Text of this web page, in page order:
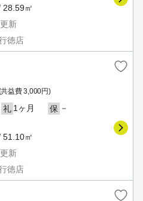
28.59㎡
更新
徳店
益費 3,000円)
礼 1ヶ月 保 －
51.10㎡
更新
徳店